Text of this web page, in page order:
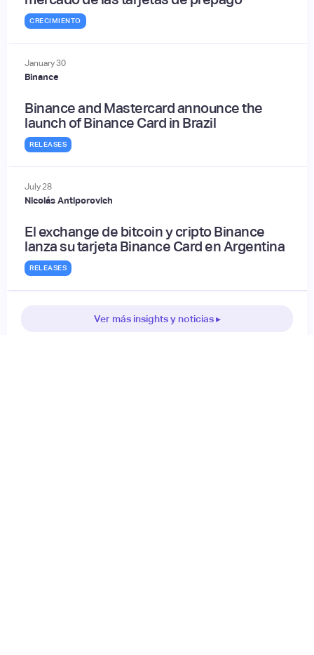
CRECIMIENTO
January30
Binance
Binance and Mastercard announce the
launch of Binance Card in Brazil
RELEASES
July28
Nicolás Antiporovich
El exchange de bitcoin y cripto Binance
lanza su tarjeta Binance Card en Argentina
RELEASES
Ver más insights y noticias ▸